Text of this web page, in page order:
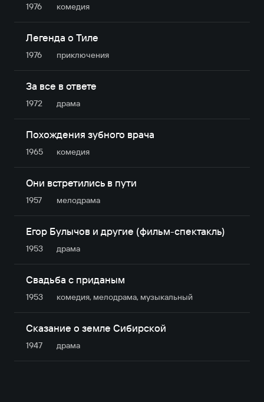
1976 комедия
Легенда о Тиле
1976 приключе­ния
За все в ответе
1972 драма
Похождения зубного врача
1965 комедия
Они встретились в пути
1957 мелодрама
Егор Булычов и другие (фильм-спектакль)
1953 драма
Свадьба с приданым
1953 комедия, мелодрама, музыкальный
Сказание о земле Сибирской
1947 драма